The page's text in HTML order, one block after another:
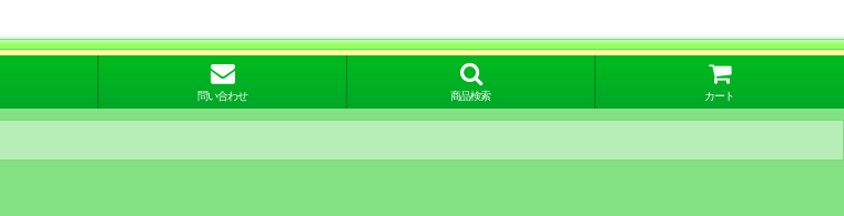
問い合わせ 商品検索 カート